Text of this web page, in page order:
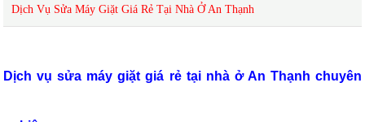
Dịch Vụ Sửa Máy Giặt Giá Rẻ Tại Nhà Ở An Thạnh
Dịch vụ sửa máy giặt giá rẻ tại nhà ở An Thạnh chuyên